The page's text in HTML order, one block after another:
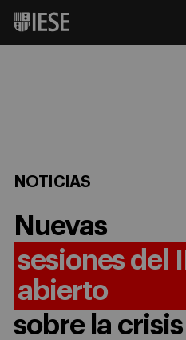
NOTICIAS
Nuevas
sesiones del
abierto
sobre la crisis